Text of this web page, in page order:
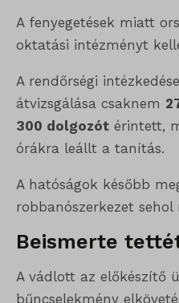
A fenyegetések miatt
oktatási intézményt
A rendőrségi
átvizsgálása csaknem
300 dolgozót érintett,
órákra leállt a tanítás.
A hatóságok később
robbanószerkezet sehol
Beismerte
A vádlott az előkészítő
bűncselekmény